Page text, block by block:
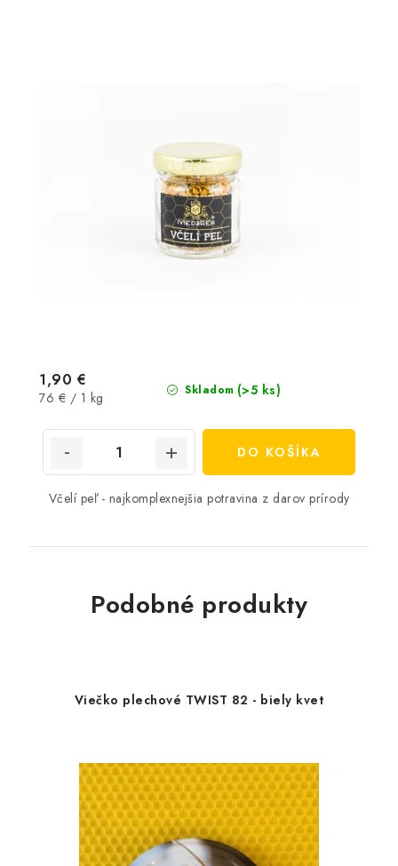
Skladom (>5 ks)
1,90 €
Jednotková
76 € / 1 kg
DO KOŠÍKA
Včelí peľ - najkomplexnejšia potravina z darov prírody
Podobné produkty
Viečko plechové TWIST 82 - biely kvet